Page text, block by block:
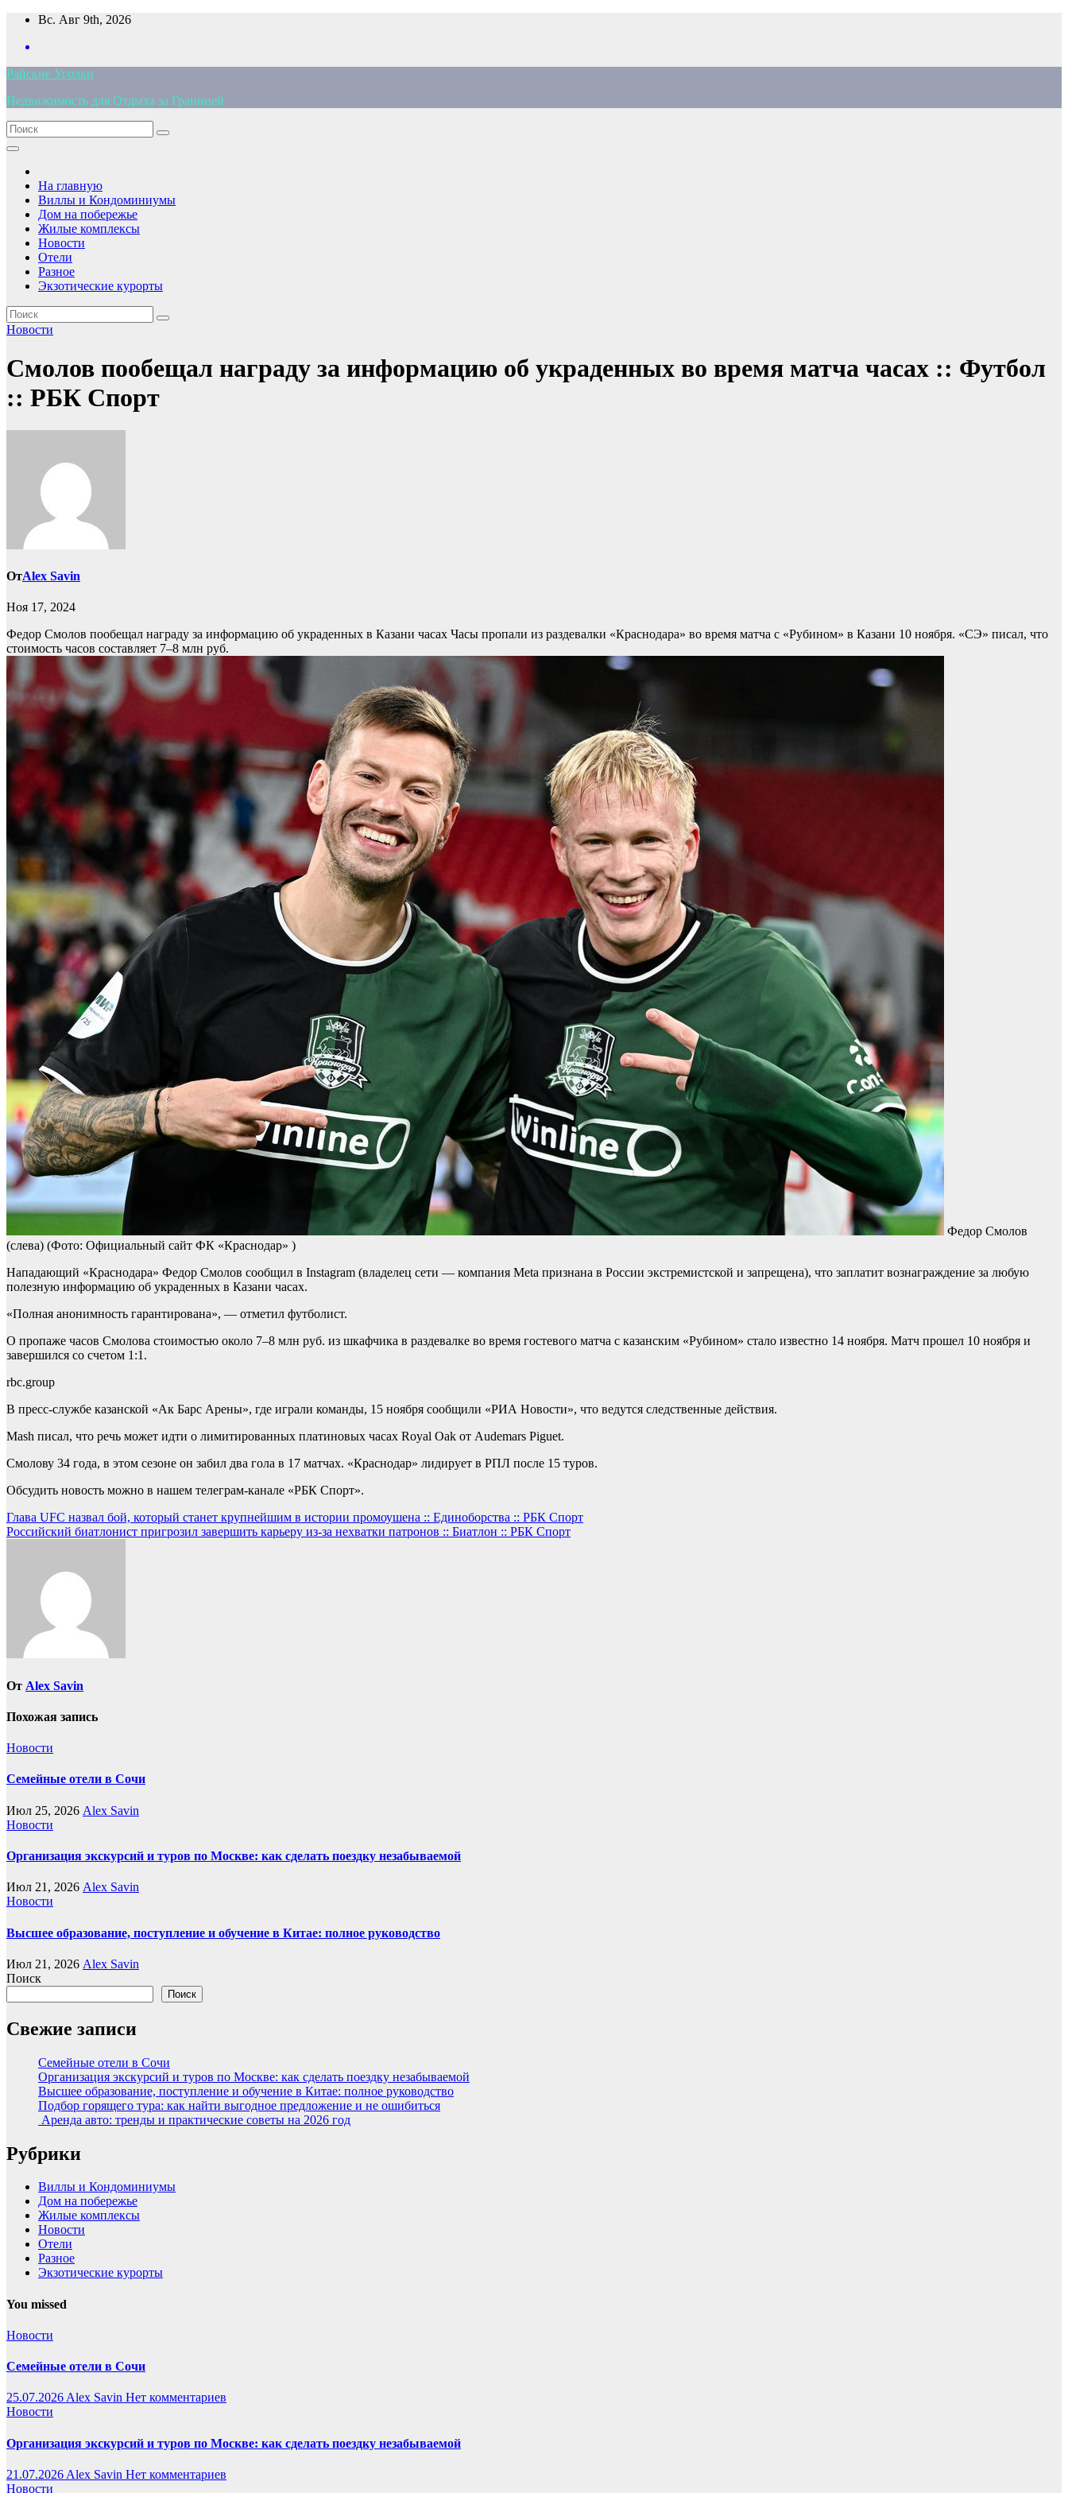
Перейти
содержимому
Вс. Авг 9th, 2026
Райские Уголки
Недвижимость для Отдыха за Границей
На главную
Виллы и Кондоминиумы
Дом на побережье
Жилые комплексы
Новости
Отели
Разное
Экзотические курорты
Новости
Смолов пообещал награду за информацию об украденных во время матча часах :: Футбол
:: РБК Спорт
ОтAlex Savin
Ноя 17, 2024
Федор Смолов пообещал награду за информацию об украденных в Казани часах Часы пропали из раздевалки «Краснодара» во время матча с «Рубином» в Казани 10 ноября. «СЭ» писал, что
стоимость часов составляет 7–8 млн руб.
Федор Смолов
(слева) (Фото: Официальный сайт ФК «‎Краснодар» )
Нападающий «Краснодара» Федор Смолов сообщил в Instagram (владелец сети — компания Meta признана в России экстремистской и запрещена), что заплатит вознаграждение за любую
полезную информацию об украденных в Казани часах.
«Полная анонимность гарантирована», — отметил футболист.
О пропаже часов Смолова стоимостью около 7–8 млн руб. из шкафчика в раздевалке во время гостевого матча с казанским «Рубином» стало известно 14 ноября. Матч прошел 10 ноября и
завершился со счетом 1:1.
rbc.group
В пресс-службе казанской «Ак Барс Арены», где играли команды, 15 ноября сообщили «РИА Новости», что ведутся следственные действия.
Mash писал, что речь может идти о лимитированных платиновых часах Royal Oak от Audemars Piguet.
Смолову 34 года, в этом сезоне он забил два гола в 17 матчах. «Краснодар» лидирует в РПЛ после 15 туров.
Обсудить новость можно в нашем телеграм-канале «РБК Спорт».
Навигация
по
Глава UFC назвал бой, который станет крупнейшим в истории промоушена :: Единоборства :: РБК Спорт
Российский биатлонист пригрозил завершить карьеру из-за нехватки патронов :: Биатлон :: РБК Спорт
От Alex Savin
Похожая запись
Новости
Семейные отели в Сочи
Июл 25, 2026 Alex Savin
Новости
Организация экскурсий и туров по Москве: как сделать поездку незабываемой
Июл 21, 2026 Alex Savin
Новости
Высшее образование, поступление и обучение в Китае: полное руководство
Июл 21, 2026 Alex Savin
Поиск
Поиск
Свежие записи
Семейные отели в Сочи
Организация экскурсий и туров по Москве: как сделать поездку незабываемой
Высшее образование, поступление и обучение в Китае: полное руководство
Подбор горящего тура: как найти выгодное предложение и не ошибиться
Аренда авто: тренды и практические советы на 2026 год
Рубрики
Виллы и Кондоминиумы
Дом на побережье
Жилые комплексы
Новости
Отели
Разное
Экзотические курорты
You missed
Новости
Семейные отели в Сочи
25.07.2026Alex Savin Нет комментариев
Новости
Организация экскурсий и туров по Москве: как сделать поездку незабываемой
21.07.2026 Alex Savin Нет комментариев
Новости